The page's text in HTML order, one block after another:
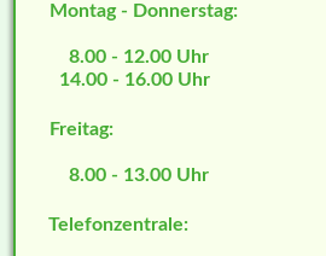
Montag - Donnerstag:
8.00 - 12.00 Uhr
14.00 - 16.00 Uhr
Freitag:
8.00 - 13.00 Uhr
Telefonzentrale: